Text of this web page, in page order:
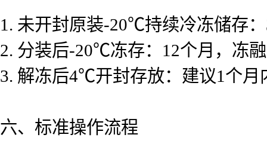
1. 未开封原装-20℃持续冷冻储存
2. 分装后-20℃冻存：12个月，冻
3. 解冻后4℃开封存放：建议1个
六、标准操作流程